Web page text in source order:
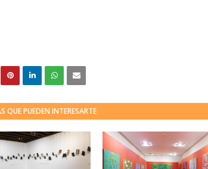
QUE PUEDEN INTERESARTE